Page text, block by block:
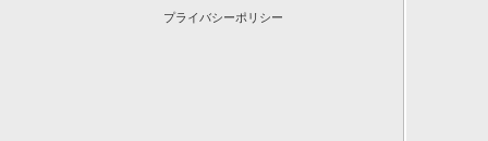
プライバシーポリシー